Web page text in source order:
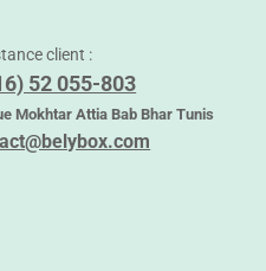
200ML
client :
52 055-803
Mokhtar Attia Bab Bhar Tunis